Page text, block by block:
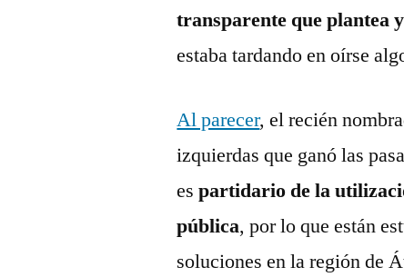
transparente que plantea
estaba tardando en oírse
Al parecer, el recién
izquierdas que ganó las
espartidario de la
pública, por lo que están
soluciones en la región de